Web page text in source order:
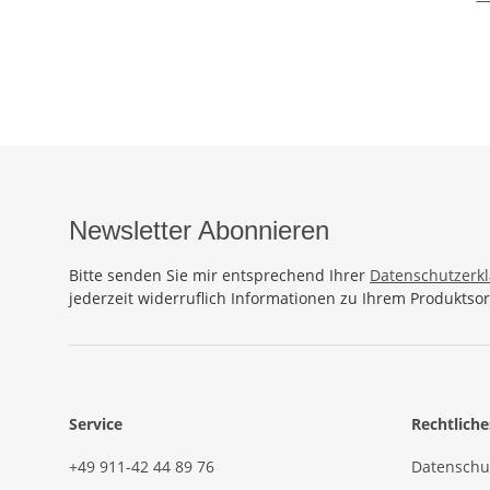
Newsletter Abonnieren
Bitte senden Sie mir entsprechend Ihrer
jederzeit widerruflich Informationen zu Ihrem
Service
+49 911-42 44 89 76